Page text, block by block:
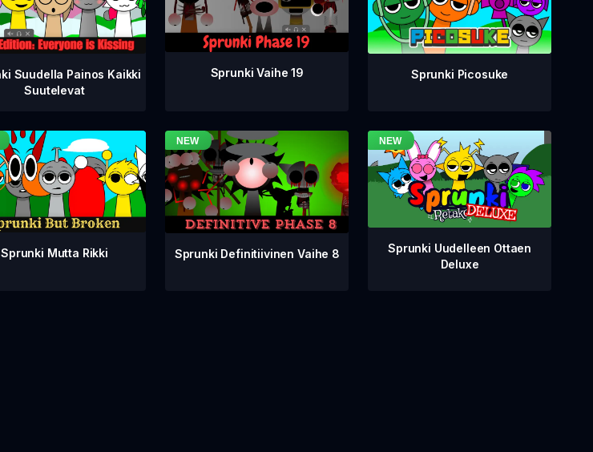
Suudella Painos Kaikki
Suutelevat
Sprunki Vaihe 19 Sprunki Picosuke
Sprunki Mutta Rikki Sprunki Definitiivinen Vaihe 8
Sprunki Uudelleen Ottaen
Deluxe